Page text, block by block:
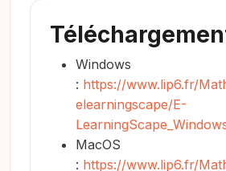
Windows
: https://www.lip6.fr/
elearningscape/E-
MacOS
: https://www.lip6.fr/